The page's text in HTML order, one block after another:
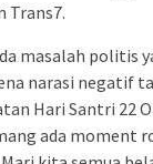
Trans7.
masalah politis
narasi negatif
Hari Santri 22
ada moment